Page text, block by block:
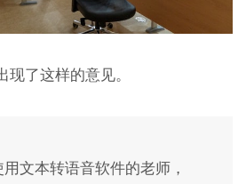
了这样的意见。
文本转语音软件的老师，